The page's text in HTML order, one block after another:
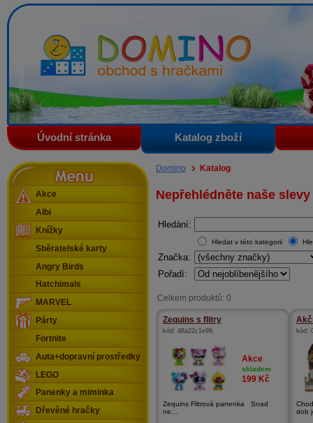
Domino - obchod s hračkami
Úvodní stránka Katalog zboží
Domino Katalog
Nepřehlédněte naše slevy
Hledání:
Hledat v této kategorii
Značka:
Pořadí:
Celkem produktů: 0
Zequins s flitry
kód: 48a22c1e99,
Akce
skladem
199 Kč
Zequins Flitrová panenka Snad
ne...
kód:
dob
Menu
Akce
Albi
Knížky
Sběratelské karty
Angry Birds
Hatchimals
MARVEL
Párty
Fortnite
Auta+dopravní prostředky
LEGO
Panenky a miminka
Dřevěné hračky